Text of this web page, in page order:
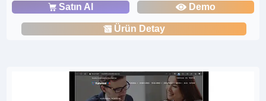
Satın Al Demo
Ürün Detay